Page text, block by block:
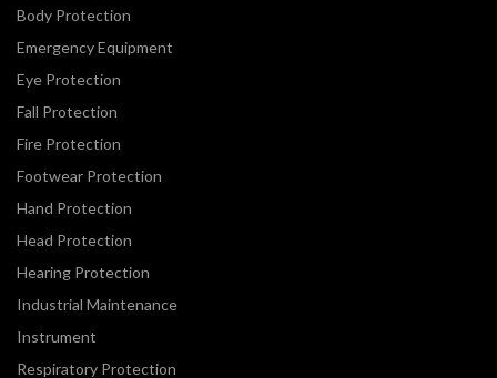
Body Protection
Emergency Equipment
Eye Protection
Fall Protection
Fire Protection
Footwear Protection
Hand Protection
Head Protection
Hearing Protection
Industrial Maintenance
Instrument
Respiratory Protection